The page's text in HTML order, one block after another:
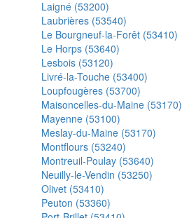
Laigné (53200)
Laubrières (53540)
Le Bourgneuf-la-Forêt (53410)
Le Horps (53640)
Lesbois (53120)
Livré-la-Touche (53400)
Loupfougères (53700)
Maisoncelles-du-Maine (53170)
Mayenne (53100)
Meslay-du-Maine (53170)
Montflours (53240)
Montreuil-Poulay (53640)
Neuilly-le-Vendin (53250)
Olivet (53410)
Peuton (53360)